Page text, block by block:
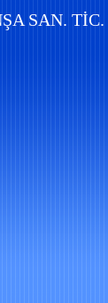
SAN. TİC.